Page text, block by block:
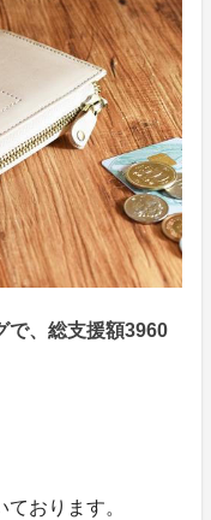
で、総支援額3960
おります。